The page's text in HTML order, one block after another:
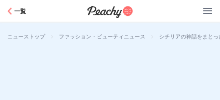
一覧
ニューストップ > ファッション・ビューティニュース > シチリアの神話をまと